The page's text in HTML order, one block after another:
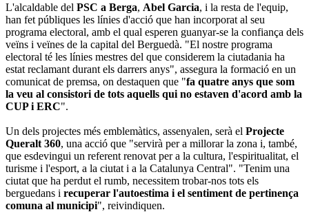
L'alcaldable del PSC a Berga, Abel Garcia, i la resta de l'equip,
han fet públiques les línies d'acció que han incorporat al seu
programa electoral, amb el qual esperen guanyar-se la confiança dels
veïns i veïnes de la capital del Berguedà. "El nostre programa
electoral té les línies mestres del que considerem la ciutadania ha
estat reclamant durant els darrers anys", assegura la formació en un
comunicat de premsa, on destaquen que "fa quatre anys que som
la veu al consistori de tots aquells qui no estaven d'acord amb la
CUP i ERC".
Un dels projectes més emblemàtics, assenyalen, serà el Projecte
Queralt 360, una acció que "servirà per a millorar la zona i, també,
que esdevingui un referent renovat per a la cultura, l'espiritualitat, el
turisme i l'esport, a la ciutat i a la Catalunya Central". "Tenim una
ciutat que ha perdut el rumb, necessitem trobar-nos tots els
berguedans i recuperar l'autoestima i el sentiment de pertinença
comuna al municipi", reivindiquen.